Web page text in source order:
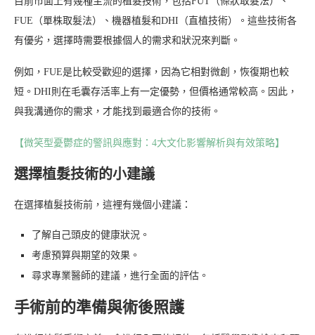
FUE（單株取髮法）、機器植髮和DHI（直植技術）。這些技術各
有優劣，選擇時需要根據個人的需求和狀況來判斷。
例如，FUE是比較受歡迎的選擇，因為它相對微創，恢復期也較
短。DHI則在毛囊存活率上有一定優勢，但價格通常較高。因此，
與我溝通你的需求，才能找到最適合你的技術。
【微笑型憂鬱症的警訊與應對：4大文化影響解析與有效策略】
選擇植髮技術的小建議
在選擇植髮技術前，這裡有幾個小建議：
了解自己頭皮的健康狀況。
考慮預算與期望的效果。
尋求專業醫師的建議，進行全面的評估。
手術前的準備與術後照護